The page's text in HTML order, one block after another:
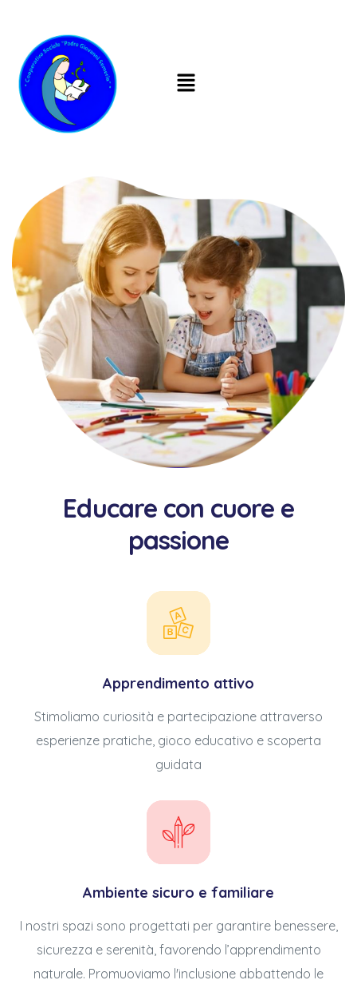
Educare con cuore e
passione
Apprendimento attivo
Stimoliamo curiosità e partecipazione attraverso
esperienze pratiche, gioco educativo e scoperta
guidata
Ambiente sicuro e familiare
I nostri spazi sono progettati per garantire benessere,
sicurezza e serenità, favorendo l’apprendimento
naturale. Promuoviamo l'inclusione abbattendo le